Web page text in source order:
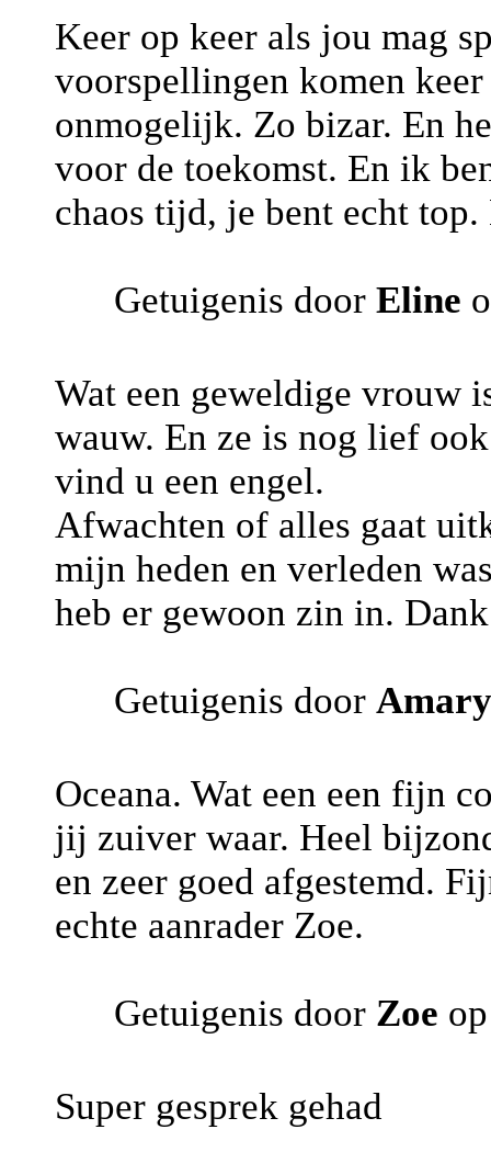
Keer op keer als jou mag
voorspellingen komen
onmogelijk. Zo bizar. En
voor de toekomst. En ik
chaos tijd, je bent echt
Getuigenis door Eline
Wat een geweldige vrouw
wauw. En ze is nog lief
vind u een engel.
Afwachten of alles gaat
mijn heden en verleden
heb er gewoon zin in.
Getuigenis door
Oceana. Wat een een fijn
jij zuiver waar. Heel
en zeer goed afgestemd.
echte aanrader Zoe.
Getuigenis door Zoe
Super gesprek gehad